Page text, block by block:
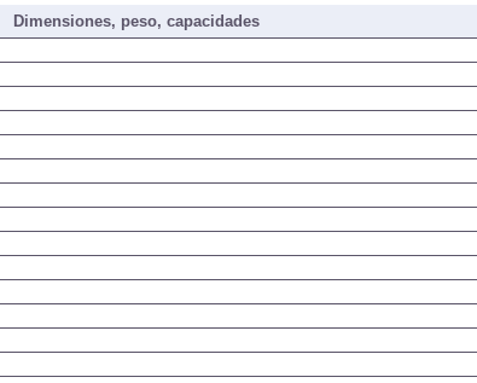
Dimensiones, peso, capacidades